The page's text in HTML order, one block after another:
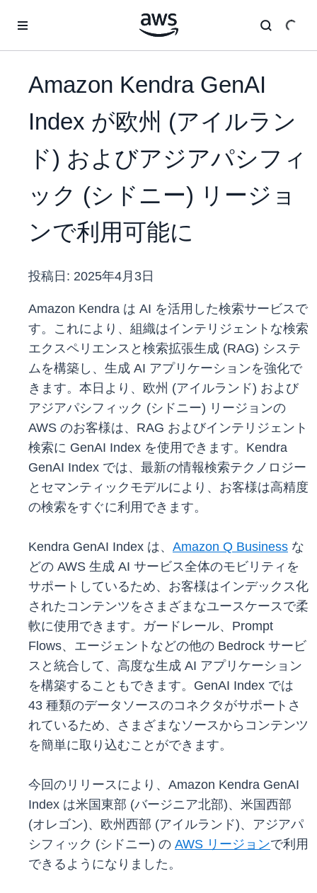
Amazon Kendra GenAI
Index が欧州 (アイルラン
ド) およびアジアパシフィ
ック (シドニー) リージョ
ンで利用可能に
投稿日: 2025年4月3日
Amazon Kendra は AI を活用した検索サービスで
す。これにより、組織はインテリジェントな検索
エクスペリエンスと検索拡張生成 (RAG) システ
ムを構築し、生成 AI アプリケーションを強化で
きます。本日より、欧州 (アイルランド) および
アジアパシフィック (シドニー) リージョンの
AWS のお客様は、RAG およびインテリジェント
検索に GenAI Index を使用できます。Kendra
GenAI Index では、最新の情報検索テクノロジー
とセマンティックモデルにより、お客様は高精度
の検索をすぐに利用できます。
Kendra GenAI Index は、 Amazon Q Business な
どの AWS 生成 AI サービス全体のモビリティを
サポートしているため、お客様はインデックス化
されたコンテンツをさまざまなユースケースで柔
軟に使用できます。ガードレール、Prompt
Flows、エージェントなどの他の Bedrock サービ
スと統合して、高度な生成 AI アプリケーション
を構築することもできます。GenAI Index では
43 種類のデータソースのコネクタがサポートさ
れているため、さまざまなソースからコンテンツ
を簡単に取り込むことができます。
今回のリリースにより、Amazon Kendra GenAI
Index は米国東部 (バージニア北部)、米国西部
(オレゴン)、欧州西部 (アイルランド)、アジアパ
シフィック (シドニー) の AWS リージョンで利用
できるようになりました。